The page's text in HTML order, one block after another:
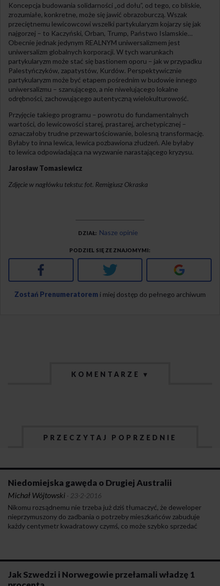
Koncepcja budowania solidarności „od dołu”, od tego, co bliskie,
zrozumiałe, konkretne, może się jawić obrazoburczą. Wszak
przeciętnemu lewicowcowi wszelki partykularyzm kojarzy się jak
najgorzej – to Kaczyński, Orban, Trump, Państwo Islamskie…
Obecnie jednak jedynym REALNYM uniwersalizmem jest
uniwersalizm globalnych korporacji. W tych warunkach
partykularyzm może stać się bastionem oporu – jak w przypadku
Palestyńczyków, zapatystów, Kurdów. Perspektywicznie
partykularyzm może być etapem pośrednim w budowie innego
uniwersalizmu – szanującego, a nie niwelującego lokalne
odrębności, zachowującego autentyczną wielokulturowość.
Przyjęcie takiego programu – powrotu do fundamentalnych
wartości, do lewicowości starej, prastarej, archetypicznej –
oznaczałoby trudne przewartościowanie, bolesną transformację.
Byłaby to inna lewica, lewica pozbawiona złudzeń. Ale byłaby
to lewica odpowiadająca na wyzwanie narastającego kryzysu.
Jarosław Tomasiewicz
Zdjęcie w nagłówku tekstu: fot. Remigiusz Okraska
DZIAŁ Nasze opinie
PODZIEL SIĘ ZE ZNAJOMYMI
Facebook Twitter Google+
Zostań Prenumeratorem i miej dostęp do pełnego archiwum
KOMENTARZE ▾
PRZECZYTAJ POPRZEDNIE
Niedomiejska gawęda o Drugiej Australii
Michał Wójtowski · 23-2-2016
Nikomu rozsądnemu nie trzeba już dziś tłumaczyć, że deweloper
nieprzymuszony do zadbania o potrzeby mieszkańców zabuduje
każdy centymetr kwadratowy czymś, co może szybko sprzedać
Nasze dzieci nie będą już potrafiły wyobrazić sobie innego świata
społecznego niż ten, w którym żyje się osobno, bo tego uczą się
od kołyski: w swoich fotelikach samochodowych, w odległych
Jak Szwedzi i Norwegowie przełamali władzę 1